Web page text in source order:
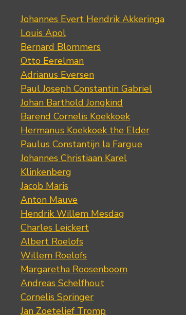
Johannes Evert Hendrik Akkeringa
Louis Apol
Bernard Blommers
Otto Eerelman
Adrianus Eversen
Paul Joseph Constantin Gabriel
Johan Barthold Jongkind
Barend Cornelis Koekkoek
Hermanus Koekkoek the Elder
Paulus Constantijn la Fargue
Johannes Christiaan Karel
Klinkenberg
Jacob Maris
Anton Mauve
Hendrik Willem Mesdag
Charles Leickert
Albert Roelofs
Willem Roelofs
Margaretha Roosenboom
Andreas Schelfhout
Cornelis Springer
Jan Zoetelief Tromp